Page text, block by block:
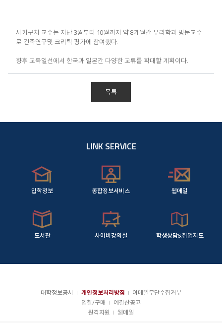
사카구치 교수는 지난 3월부터 10월까지 약 8개월간 우리학과 방문교수
로 건축연구및 크리틱 평가에 참여했다.
향후 교육일선에서 한국과 일본간 다양한 교류를 확대할 계획이다.
목록
LINK SERVICE
입학정보 종합정보서비스 웹메일
도서관 사이버강의실 학생상담&취업지도
대학정보공시 개인정보처리방침
이메일무단수집거부
입찰/구매
예결산공고
원격지원
웹메일